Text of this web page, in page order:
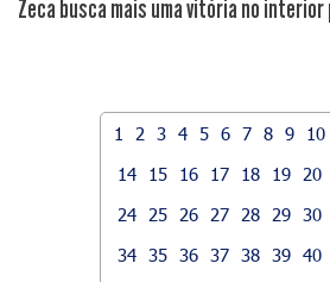
Zeca busca mais uma vitória no interior
1 2 3 4 5 6 7 8 9 10
14
15 16 17 18 19 20
24
25 26 27 28 29 30
34 35 36 37 38 39 40